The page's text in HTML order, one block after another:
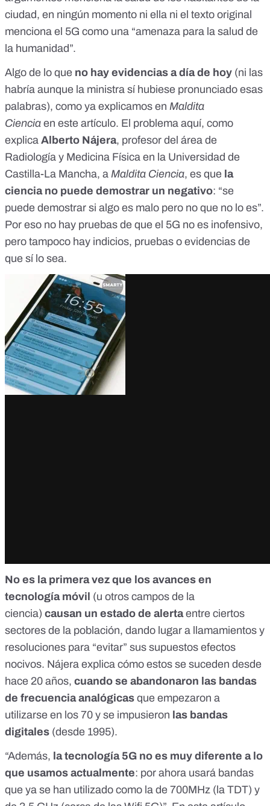
ciudad, en ningún momento ni ella ni el texto original
menciona el 5G como una “amenaza para la salud de
la humanidad”.
Algo de lo que no hay evidencias a día de hoy (ni las
habría aunque la ministra sí hubiese pronunciado esas
palabras), como ya explicamos en Maldita
Ciencia en este artículo. El problema aquí, como
explica Alberto Nájera, profesor del área de
Radiología y Medicina Física en la Universidad de
Castilla-La Mancha, a Maldita Ciencia, es que la
ciencia no puede demostrar un negativo: “se
puede demostrar si algo es malo pero no que no lo es”.
Por eso no hay pruebas de que el 5G no es inofensivo,
pero tampoco hay indicios, pruebas o evidencias de
que sí lo sea.
No es la primera vez que los avances en
tecnología móvil (u otros campos de la
ciencia) causan un estado de alertaentre ciertos
sectores de la población, dando lugar a llamamientos y
resoluciones para “evitar” sus supuestos efectos
nocivos. Nájera explica cómo estos se suceden desde
hace 20 años, cuando se abandonaron las bandas
de frecuencia analógicas que empezaron a
utilizarse en los 70 y se impusieron las bandas
digitales (desde 1995).
“Además, la tecnología 5G no es muy diferente a lo
que usamos actualmente: por ahora usará bandas
que ya se han utilizado como la de 700MHz (la TDT) y